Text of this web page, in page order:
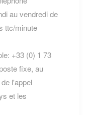
au vendredi de
ttc/minute
+33 (0) 1 73
fixe, au
l'appel
et les